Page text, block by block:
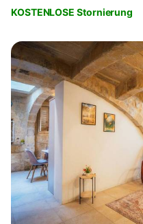
KOSTENLOSE Stornierung